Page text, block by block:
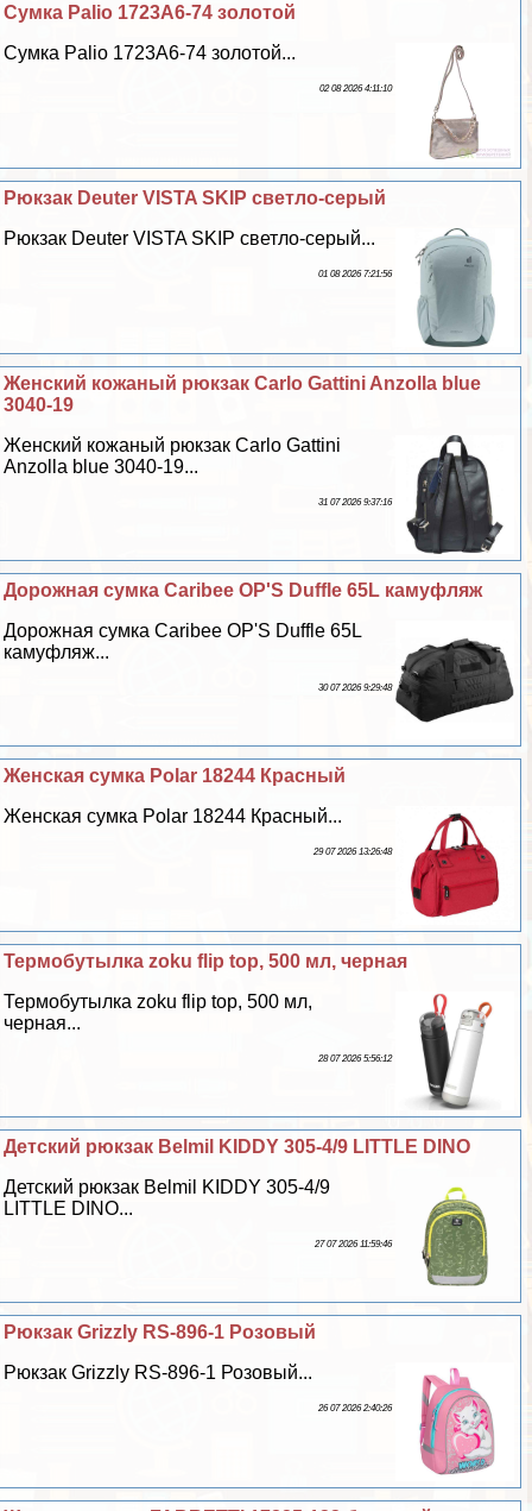
Сумка Palio 1723A6-74 золотой
Сумка Palio 1723A6-74 золотой...
02 08 2026 4:11:10
Рюкзак Deuter VISTA SKIP светло-серый
Рюкзак Deuter VISTA SKIP светло-серый...
01 08 2026 7:21:56
Женский кожаный рюкзак Carlo Gattini Anzolla blue
3040-19
Женский кожаный рюкзак Carlo Gattini
Anzolla blue 3040-19...
31 07 2026 9:37:16
Дорожная сумка Caribee OP'S Duffle 65L камуфляж
Дорожная сумка Caribee OP'S Duffle 65L
камуфляж...
30 07 2026 9:29:48
Женская сумка Polar 18244 Красный
Женская сумка Polar 18244 Красный...
29 07 2026 13:26:48
Термобутылка zoku flip top, 500 мл, черная
Термобутылка zoku flip top, 500 мл,
черная...
28 07 2026 5:56:12
Детский рюкзак Belmil KIDDY 305-4/9 LITTLE DINO
Детский рюкзак Belmil KIDDY 305-4/9
LITTLE DINO...
27 07 2026 11:59:46
Рюкзак Grizzly RS-896-1 Розовый
Рюкзак Grizzly RS-896-1 Розовый...
26 07 2026 2:40:26